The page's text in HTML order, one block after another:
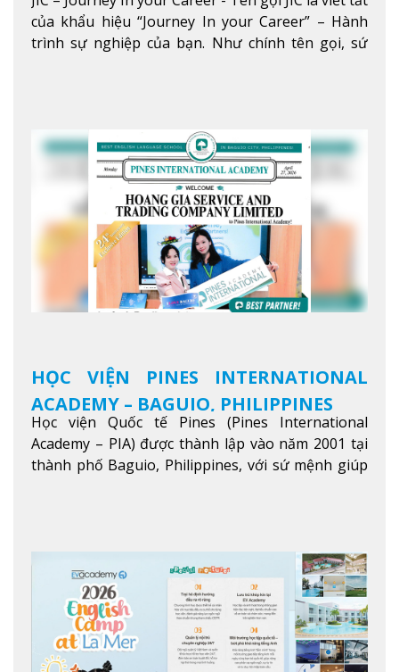
5 SAO TẠI BAGUIO
của khẩu hiệu “Journey In your Career” – Hành
trình sự nghiệp của bạn. Như chính tên gọi, sứ
HỌC VIỆN PINES INTERNATIONAL
ACADEMY – BAGUIO, PHILIPPINES
Học viện Quốc tế Pines (Pines International
Academy – PIA) được thành lập vào năm 2001 tại
thành phố Baguio, Philippines, với sứ mệnh giúp